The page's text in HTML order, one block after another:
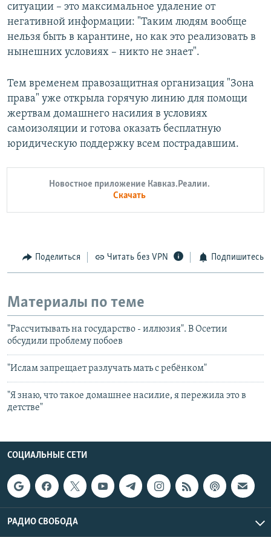
ситуации – это максимальное удаление от
негативной информации: "Таким людям вообще
нельзя быть в карантине, но как это реализовать в
нынешних условиях – никто не знает".
Тем временем правозащитная организация "Зона
права" уже открыла горячую линию для помощи
жертвам домашнего насилия в условиях
самоизоляции и готова оказать бесплатную
юридическую поддержку всем пострадавшим.
Новостное приложение Кавказ.Реалии.
Скачать
Поделиться Читать без VPN Подпишитесь
Материалы по теме
"Рассчитывать на государство - иллюзия". В Осетии
обсудили проблему побоев
"Ислам запрещает разлучать мать с ребёнком"
"Я знаю, что такое домашнее насилие, я пережила это в
детстве"
СОЦИАЛЬНЫЕ СЕТИ
РАДИО СВОБОДА